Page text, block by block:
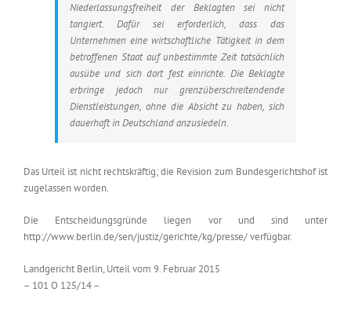
Niederlassungsfreiheit der Beklagten sei nicht
tangiert. Dafür sei erforderlich, dass das
Unternehmen eine wirtschaftliche Tätigkeit in dem
betroffenen Staat auf unbestimmte Zeit tatsächlich
ausübe und sich dort fest einrichte. Die Beklagte
erbringe jedoch nur grenzüberschreitendende
Dienstleistungen, ohne die Absicht zu haben, sich
dauerhaft in Deutschland anzusiedeln.
Das Urteil ist nicht rechtskräftig; die Revision zum Bundesgerichtshof ist
zugelassen worden.
Die Entscheidungsgründe liegen vor und sind unter
http://www.berlin.de/sen/justiz/gerichte/kg/presse/ verfügbar.
Landgericht Berlin, Urteil vom 9. Februar 2015
– 101 O 125/14 –